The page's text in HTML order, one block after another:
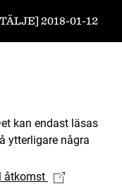
2018-01-12
kan endast läsas
ytterligare några
åtkomst